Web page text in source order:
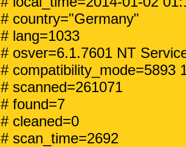
# country="Germany"
# lang=1033
# osver=6.1.7601 NT
# compatibility_mode=5893
# scanned=261071
# found=7
# cleaned=0
# scan_time=2692